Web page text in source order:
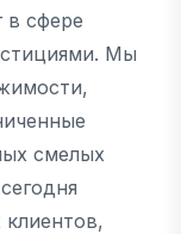
в сфере
Мы
смелых